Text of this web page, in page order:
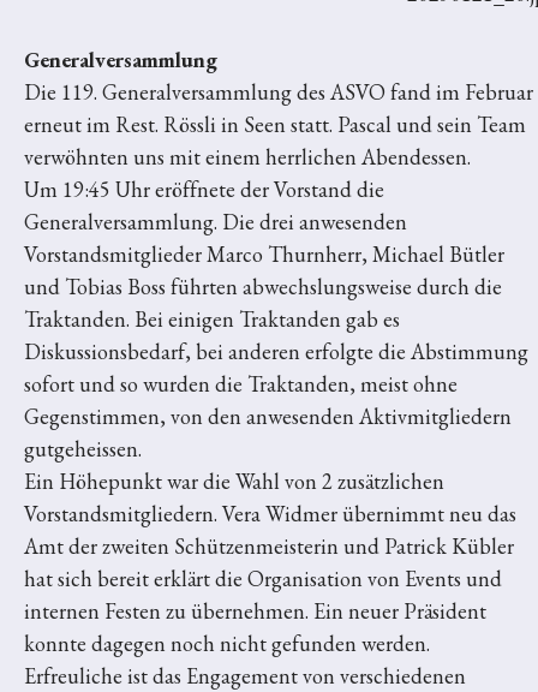
Generalversammlung
Die 119. Generalversammlung des ASVO fand im Februar
erneut im Rest. Rössli in Seen statt. Pascal und sein Team
verwöhnten uns mit einem herrlichen Abendessen.
Um 19:45 Uhr eröffnete der Vorstand die
Generalversammlung. Die drei anwesenden
Vorstandsmitglieder Marco Thurnherr, Michael Bütler
und Tobias Boss führten abwechslungsweise durch die
Traktanden. Bei einigen Traktanden gab es
Diskussionsbedarf, bei anderen erfolgte die Abstimmung
sofort und so wurden die Traktanden, meist ohne
Gegenstimmen, von den anwesenden Aktivmitgliedern
gutgeheissen.
Ein Höhepunkt war die Wahl von 2 zusätzlichen
Vorstandsmitgliedern. Vera Widmer übernimmt neu das
Amt der zweiten Schützenmeisterin und Patrick Kübler
hat sich bereit erklärt die Organisation von Events und
internen Festen zu übernehmen. Ein neuer Präsident
konnte dagegen noch nicht gefunden werden.
Erfreuliche ist das Engagement von verschiedenen